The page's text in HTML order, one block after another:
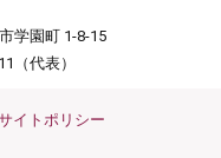
学園町 1-8-15
（代表）
イトポリシー